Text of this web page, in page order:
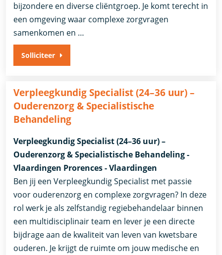
bijzondere en diverse cliëntgroep. Je komt terecht in
een omgeving waar complexe zorgvragen
samenkomen en …
Solliciteer
Verpleegkundig Specialist (24–36 uur) –
Ouderenzorg & Specialistische
Behandeling
Verpleegkundig Specialist (24–36 uur) –
Ouderenzorg & Specialistische Behandeling -
Vlaardingen Prorences - Vlaardingen
Ben jij een Verpleegkundig Specialist met passie
voor ouderenzorg en complexe zorgvragen? In deze
rol werk je als zelfstandig regiebehandelaar binnen
een multidisciplinair team en lever je een directe
bijdrage aan de kwaliteit van leven van kwetsbare
ouderen. Je krijgt de ruimte om jouw medische en